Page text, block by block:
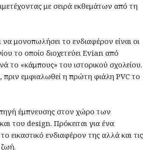
με σειρά εκθεμάτων από τη
μονοπωλήσει το ενδιαφέρον είναι οι
το οποίο διοχετεύει Evian από
το «κάμπους» του ιστορικού σχολείου.
εμφιαλωθεί η πρώτη φιάλη PVC το
έμπνευσης στον χώρο των
του design. Πρόκειται για ένα
εικαστικό ενδιαφέρον της αλλά και τις
ζωή.